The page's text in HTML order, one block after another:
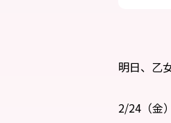
明日、乙
2/24（金